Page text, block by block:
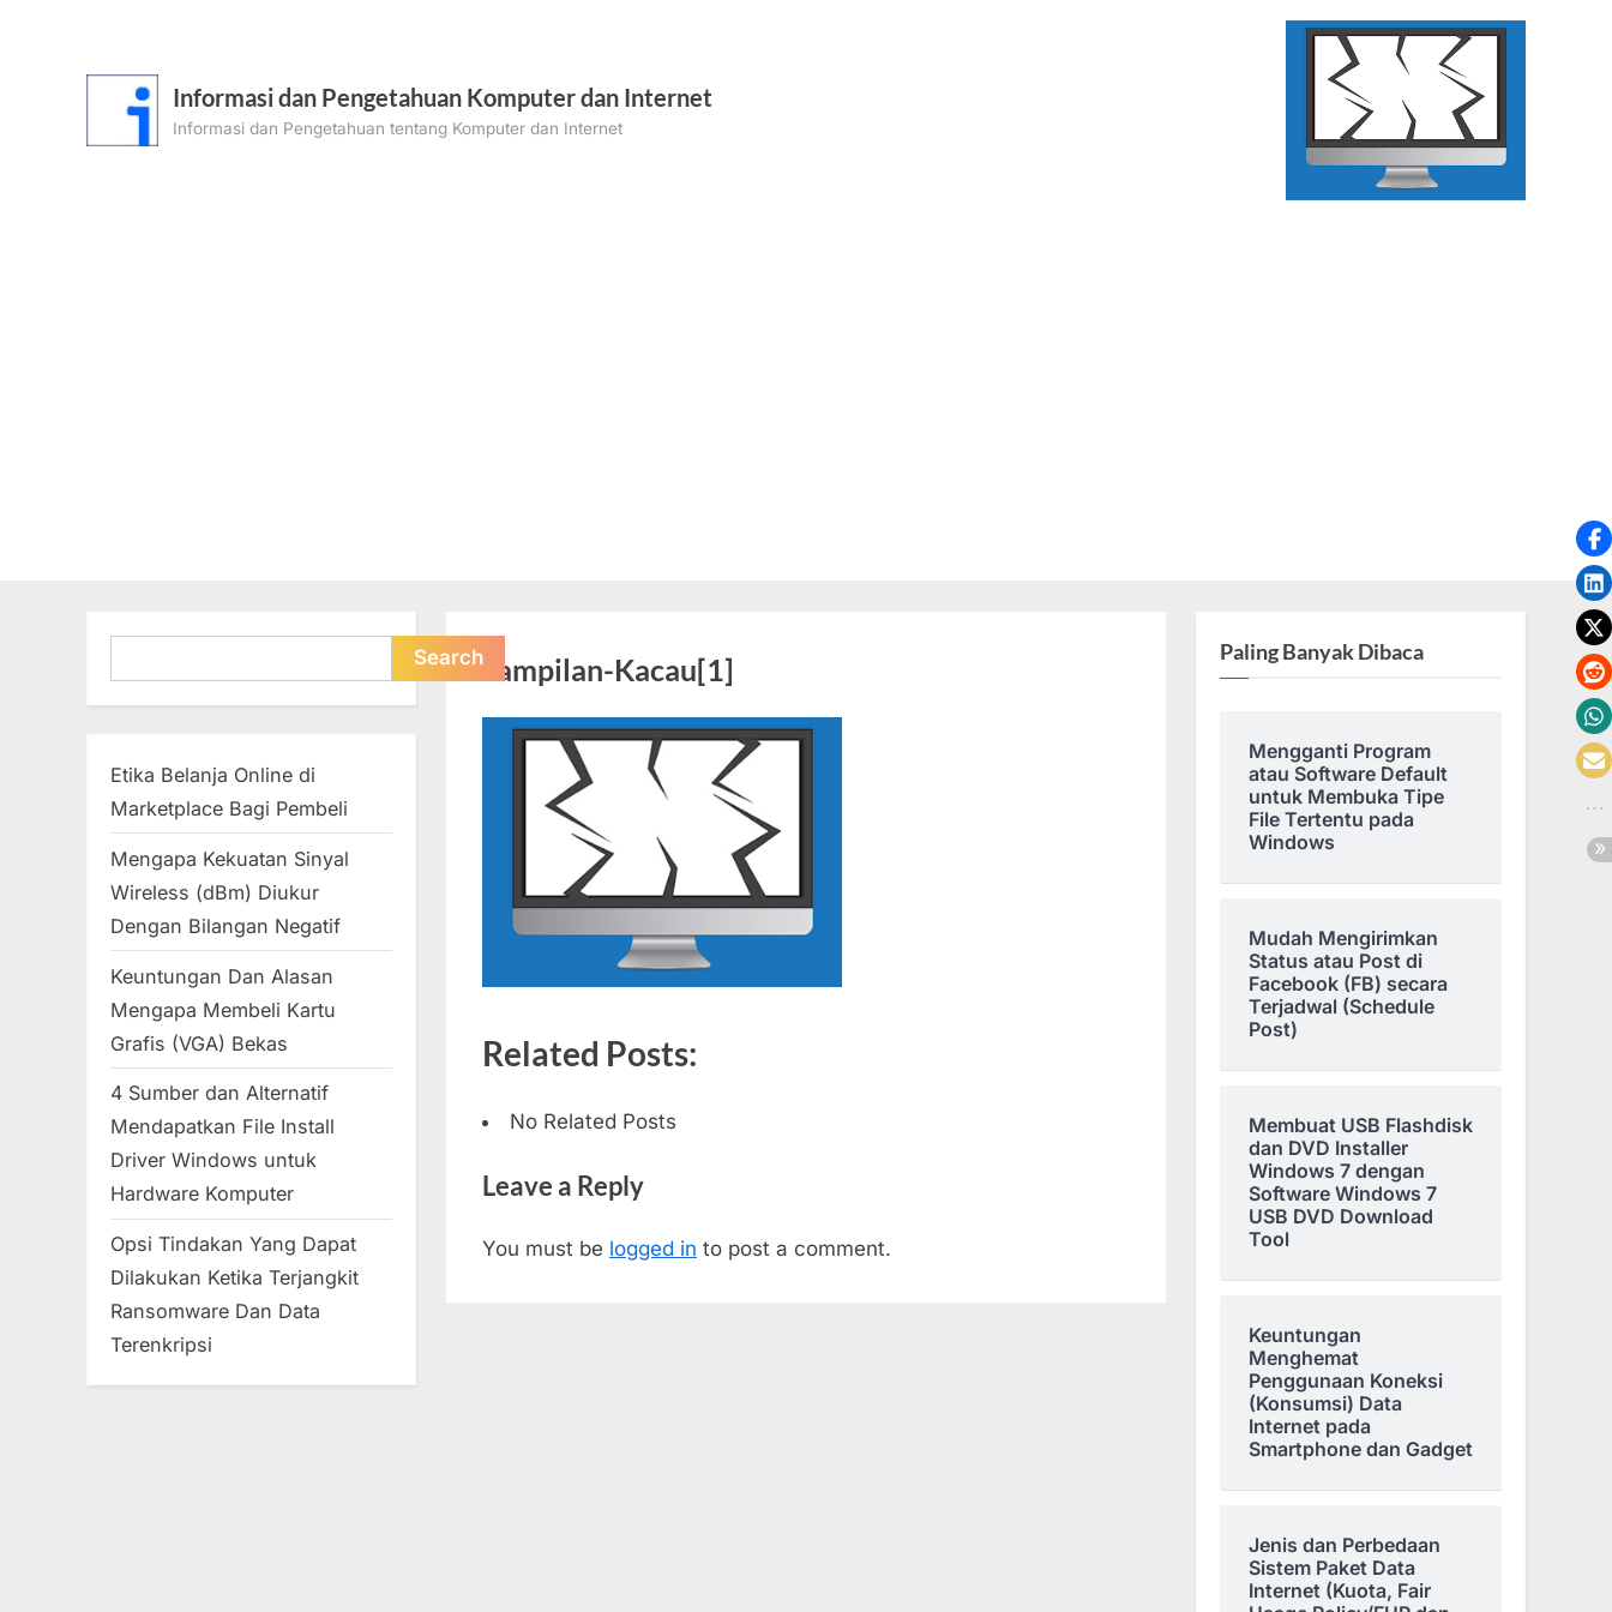
Informasi dan Pengetahuan Komputer dan Internet
Informasi dan Pengetahuan tentang Komputer dan Internet
Tampilan-Kacau[1]
Related Posts:
No Related Posts
Leave a Reply
You must be logged in to post a comment.
Search
Etika Belanja Online di
Marketplace Bagi Pembeli
Mengapa Kekuatan Sinyal
Wireless (dBm) Diukur
Dengan Bilangan Negatif
Keuntungan Dan Alasan
Mengapa Membeli Kartu
Grafis (VGA) Bekas
4 Sumber dan Alternatif
Mendapatkan File Install
Driver Windows untuk
Hardware Komputer
Opsi Tindakan Yang Dapat
Dilakukan Ketika Terjangkit
Ransomware Dan Data
Terenkripsi
Paling Banyak Dibaca
Mengganti Program
atau Software Default
untuk Membuka Tipe
File Tertentu pada
Windows
Mudah Mengirimkan
Status atau Post di
Facebook (FB) secara
Terjadwal (Schedule
Post)
Membuat USB Flashdisk
dan DVD Installer
Windows 7 dengan
Software Windows 7
USB DVD Download
Tool
Keuntungan
Menghemat
Penggunaan Koneksi
(Konsumsi) Data
Internet pada
Smartphone dan Gadget
Jenis dan Perbedaan
Sistem Paket Data
Internet (Kuota, Fair